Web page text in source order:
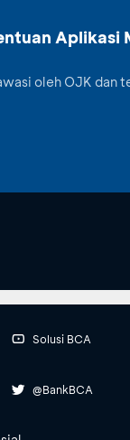
Aplikasi
oleh OJK dan
Solusi BCA
@BankBCA